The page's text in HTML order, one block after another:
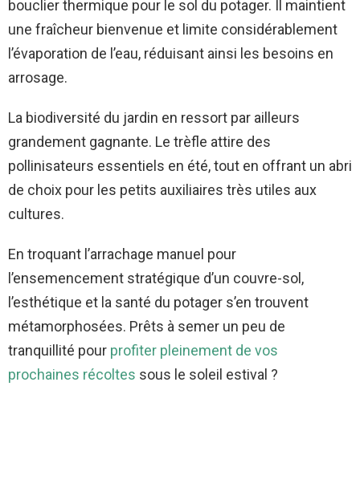
bouclier thermique pour le sol du potager. Il maintient
une fraîcheur bienvenue et limite considérablement
l’évaporation de l’eau, réduisant ainsi les besoins en
arrosage.
La biodiversité du jardin en ressort par ailleurs
grandement gagnante. Le trèfle attire des
pollinisateurs essentiels en été, tout en offrant un abri
de choix pour les petits auxiliaires très utiles aux
cultures.
En troquant l’arrachage manuel pour
l’ensemencement stratégique d’un couvre-sol,
l’esthétique et la santé du potager s’en trouvent
métamorphosées. Prêts à semer un peu de
tranquillité pour profiter pleinement de vos
prochaines récoltes sous le soleil estival ?